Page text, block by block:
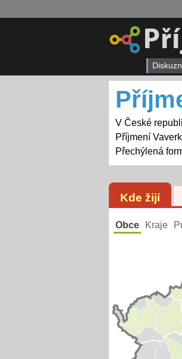
V České
Příjmení
Přechýlená
Kde žijí
Obce Kraje